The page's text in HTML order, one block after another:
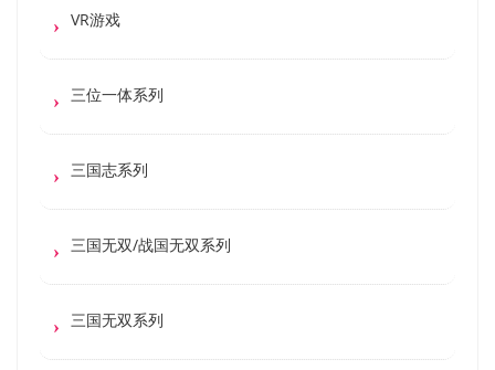
VR游戏
三位一体系列
三国志系列
三国无双/战国无双系列
三国无双系列